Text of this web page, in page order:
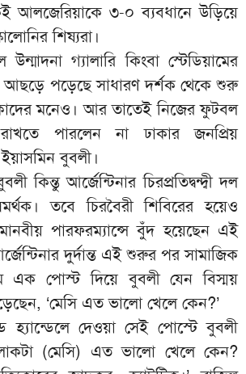
আলজেরিয়াকে ৩-০ ব্যবধানে উড়িয়ে
শিষ্যরা।
গ্যালারি কিংবা স্টেডিয়ামের
আছড়ে পড়েছে সাধারণ দর্শক থেকে শুরু
মনেও। আর তাতেই নিজের ফুটবল
পারলেন না ঢাকার জনপ্রিয়
বুবলী।
কিন্তু আর্জেন্টিনার চিরপ্রতিদ্বন্দ্বী দল
তবে চিরবৈরী শিবিরের হয়েও
পারফরম্যান্সে বুঁদ হয়েছেন এই
দুর্দান্ত এই শুরুর পর সামাজিক
এক পোস্ট দিয়ে বুবলী যেন বিস্ময়
‘মেসি এত ভালো খেলে কেন?’
হ্যান্ডেলে দেওয়া সেই পোস্টে বুবলী
(মেসি) এত ভালো খেলে কেন?